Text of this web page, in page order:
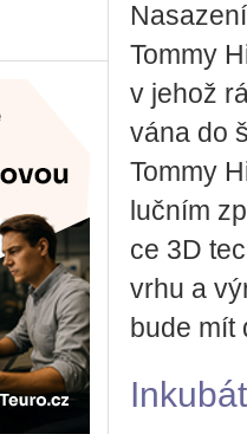
Tommy
v jehož
vá­na do
Tommy
luč­ním
ce 3D
vr­hu a
bude mít